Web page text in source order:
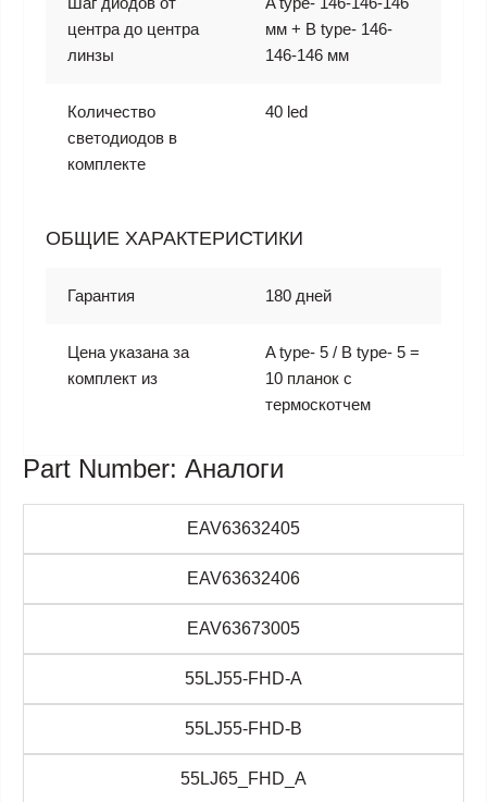
центра до центра
линзы
мм + B type- 146-
146-146 мм
Количество
светодиодов в
комплекте
40 led
ОБЩИЕ ХАРАКТЕРИСТИКИ
Гарантия 180 дней
Цена указана за
комплект из
A type- 5 / B type- 5 =
10 планок с
термоскотчем
Part Number: Аналоги
EAV63632405
EAV63632406
EAV63673005
55LJ55-FHD-A
55LJ55-FHD-B
55LJ65_FHD_A